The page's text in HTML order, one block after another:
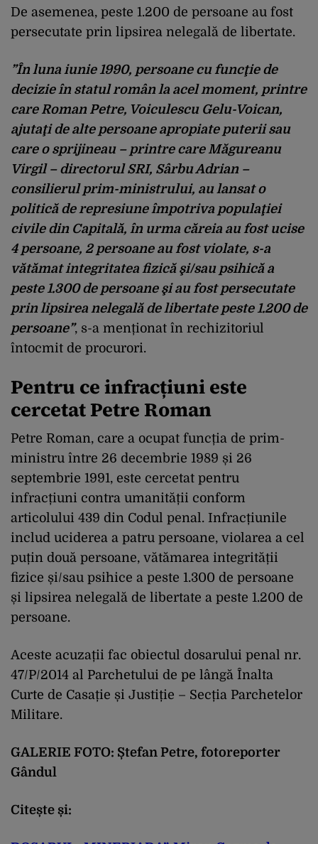
De asemenea, peste 1.200 de persoane au fost
persecutate prin lipsirea nelegală de libertate.
”În luna iunie 1990, persoane cu funcţie de
decizie în statul român la acel moment, printre
care Roman Petre, Voiculescu Gelu-Voican,
ajutaţi de alte persoane apropiate puterii sau
care o sprijineau – printre care Măgureanu
Virgil – directorul SRI, Sârbu Adrian –
consilierul prim-ministrului, au lansat o
politică de represiune împotriva populaţiei
civile din Capitală, în urma căreia au fost ucise
4 persoane, 2 persoane au fost violate, s-a
vătămat integritatea fizică şi/sau psihică a
peste 1.300 de persoane şi au fost persecutate
prin lipsirea nelegală de libertate peste 1.200 de
persoane”, s-a menționat în rechizitoriul
întocmit de procurori.
Pentru ce infracțiuni este
cercetat Petre Roman
Petre Roman, care a ocupat funcția de prim-
ministru între 26 decembrie 1989 și 26
septembrie 1991, este cercetat pentru
infracțiuni contra umanității conform
articolului 439 din Codul penal. Infracțiunile
includ uciderea a patru persoane, violarea a cel
puțin două persoane, vătămarea integrității
fizice și/sau psihice a peste 1.300 de persoane
și lipsirea nelegală de libertate a peste 1.200 de
persoane.
Aceste acuzații fac obiectul dosarului penal nr.
47/P/2014 al Parchetului de pe lângă Înalta
Curte de Casație și Justiție – Secția Parchetelor
Militare.
GALERIE FOTO: Ștefan Petre, fotoreporter
Gândul
Citește și: